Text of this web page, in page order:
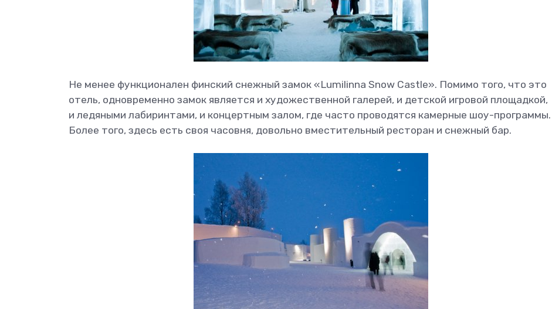
Не менее функционален финский снежный замок «Lumilinna Snow Castle». Помимо того, что это
отель, одновременно замок является и художественной галерей, и детской игровой площадкой,
и ледяными лабиринтами, и концертным залом, где часто проводятся камерные шоу-программы.
Более того, здесь есть своя часовня, довольно вместительный ресторан и снежный бар.